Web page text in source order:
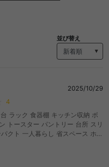
並び替え
2025/10/29
4
ラック 食器棚 キッチン収納 ボ
トースター パントリー 台所 スリ
クト 一人暮らし 省スペース ホワ